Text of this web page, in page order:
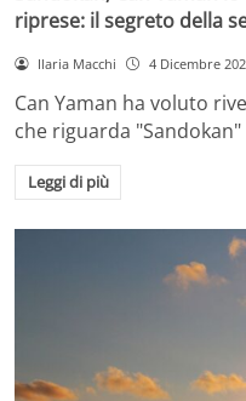
riprese: il segreto della
Ilaria Macchi 4 Dicembre
Can Yaman ha voluto
che riguarda
Leggi di più